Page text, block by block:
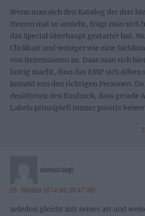
Wenn man sich den Katalog der drei
Herren mal so ansieht, fragt man sich
das Special überhaupt gestartet hat.
Clickbait und weniger wie eine
von Rezensionen an. Dass man sich
lustig macht, dass das EMP sich Alben
kommt von den richtigen Personen.
desöfteren den Eindruck, dass gerade
Labels prinzipiell immer positiv
sicness sagt:
26. Oktober 2014 um 20:47 Uhr
xeledon gleicht mit seiner art und